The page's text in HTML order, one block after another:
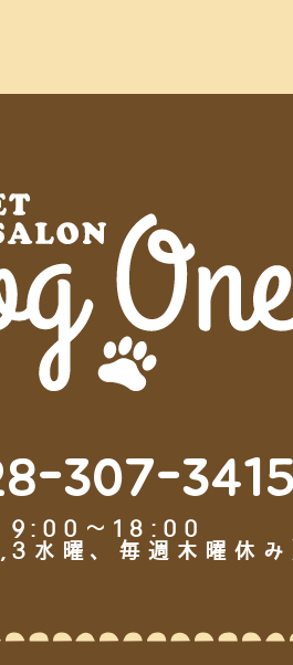
307-3415
9:00～18:00
水曜、毎週木曜休み